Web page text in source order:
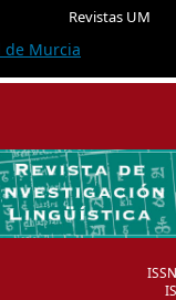
Revistas UM